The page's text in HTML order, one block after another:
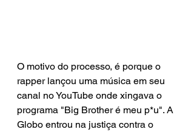
O motivo do processo, é porque o
rapper lançou uma música em seu
canal no YouTube onde xingava o
programa "Big Brother é meu p*u". A
Globo entrou na justiça contra o